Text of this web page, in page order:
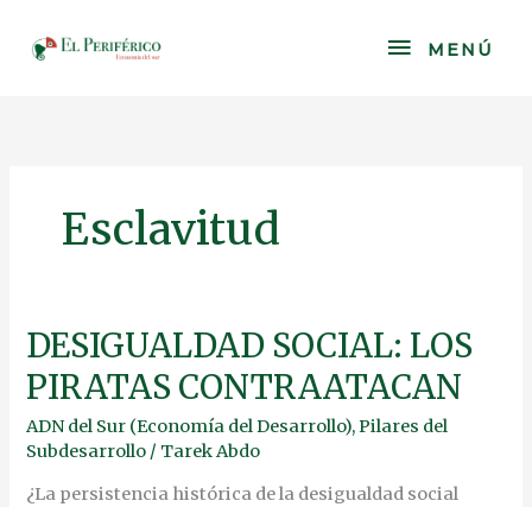
content
MENÚ
MENÚ
Esclavitud
DESIGUALDAD SOCIAL: LOS
PIRATAS CONTRAATACAN
ADN del Sur (Economía del Desarrollo),Pilares del
Subdesarrollo / Tarek Abdo
¿La persistencia histórica de la desigualdad social
DESIGUALDAD
SOCIAL:
LOS
CONTRAATACAN